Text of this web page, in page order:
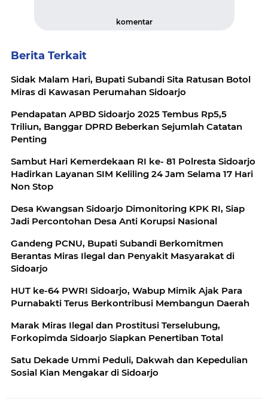
komentar
Berita Terkait
Sidak Malam Hari, Bupati Subandi Sita Ratusan Botol
Miras di Kawasan Perumahan Sidoarjo
Pendapatan APBD Sidoarjo 2025 Tembus Rp5,5
Triliun, Banggar DPRD Beberkan Sejumlah Catatan
Penting
Sambut Hari Kemerdekaan RI ke- 81 Polresta Sidoarjo
Hadirkan Layanan SIM Keliling 24 Jam Selama 17 Hari
Non Stop
Desa Kwangsan Sidoarjo Dimonitoring KPK RI, Siap
Jadi Percontohan Desa Anti Korupsi Nasional
Gandeng PCNU, Bupati Subandi Berkomitmen
Berantas Miras Ilegal dan Penyakit Masyarakat di
Sidoarjo
HUT ke-64 PWRI Sidoarjo, Wabup Mimik Ajak Para
Purnabakti Terus Berkontribusi Membangun Daerah
Marak Miras Ilegal dan Prostitusi Terselubung,
Forkopimda Sidoarjo Siapkan Penertiban Total
Satu Dekade Ummi Peduli, Dakwah dan Kepedulian
Sosial Kian Mengakar di Sidoarjo